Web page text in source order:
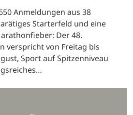
Anmeldungen aus 38
Starterfeld und eine
Der 48.
verspricht von Freitag bis
Sport auf Spitzenniveau